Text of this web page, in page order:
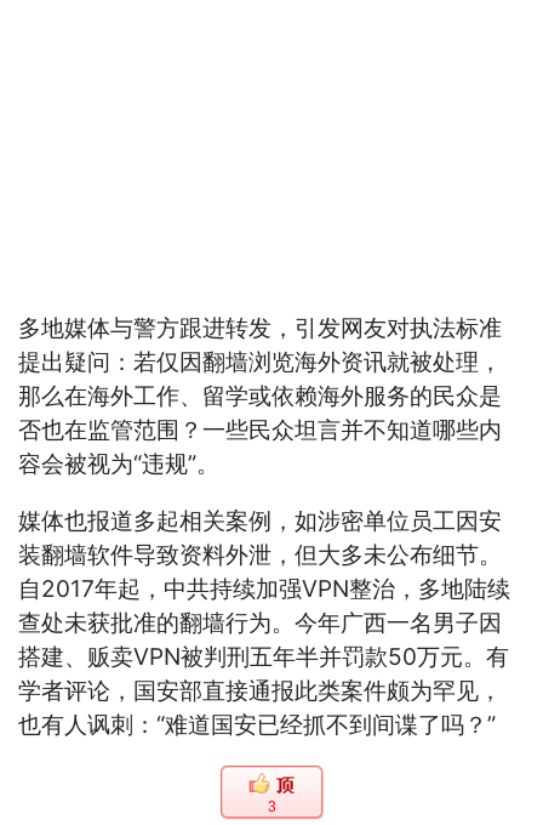
多地媒体与警方跟进转发，引发网友对执法标准
提出疑问：若仅因翻墙浏览海外资讯就被处理，
那么在海外工作、留学或依赖海外服务的民众是
否也在监管范围？一些民众坦言并不知道哪些内
容会被视为“违规”。
媒体也报道多起相关案例，如涉密单位员工因安
装翻墙软件导致资料外泄，但大多未公布细节。
自2017年起，中共持续加强VPN整治，多地陆续
查处未获批准的翻墙行为。今年广西一名男子因
搭建、贩卖VPN被判刑五年半并罚款50万元。有
学者评论，国安部直接通报此类案件颇为罕见，
也有人讽刺：“难道国安已经抓不到间谍了吗？”
3